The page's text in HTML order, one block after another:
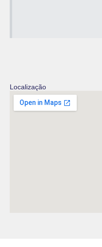
Localização